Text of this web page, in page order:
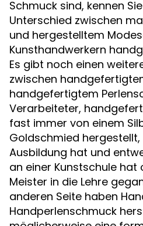
Schmuck sind, kennen
Unterschied zwischen
und hergestelltem
Kunsthandwerkern
Es gibt noch einen
zwischen
handgefertigtem
Verarbeiteter,
fast immer von einem
Goldschmied
Ausbildung hat und
an einer Kunstschule hat
Meister in die Lehre
anderen Seite haben
Handperlenschmuck